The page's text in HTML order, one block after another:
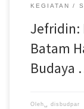
KEGIATAN
Jefridin:
Batam
Budaya
Oleh␣ disbudpar